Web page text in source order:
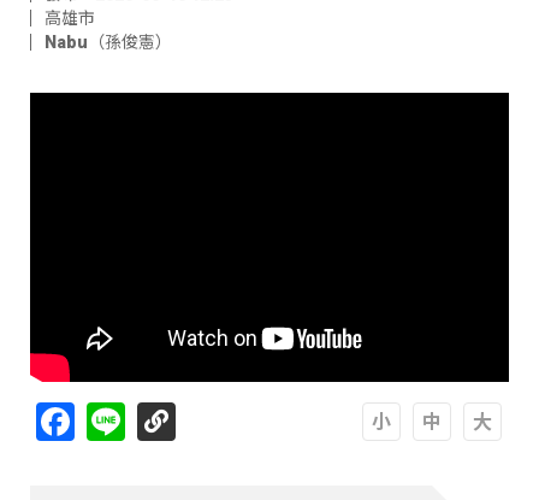
高雄市
Nabu（孫俊憲）
Facebook
Line